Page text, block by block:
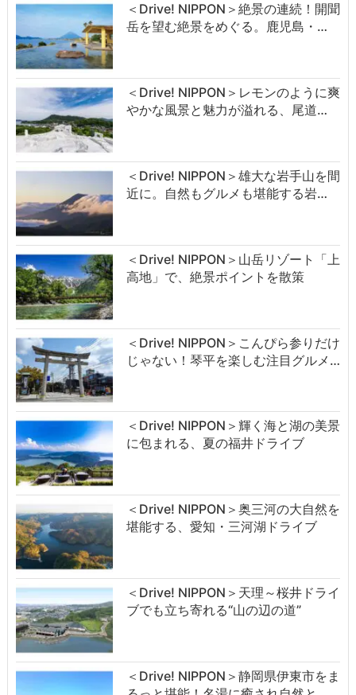
＜Drive! NIPPON＞絶景の連続！開聞
岳を望む絶景をめぐる。鹿児島・…
＜Drive! NIPPON＞レモンのように爽
やかな風景と魅力が溢れる、尾道…
＜Drive! NIPPON＞雄大な岩手山を間
近に。自然もグルメも堪能する岩…
＜Drive! NIPPON＞山岳リゾート「上
高地」で、絶景ポイントを散策
＜Drive! NIPPON＞こんぴら参りだけ
じゃない！琴平を楽しむ注目グルメ…
＜Drive! NIPPON＞輝く海と湖の美景
に包まれる、夏の福井ドライブ
＜Drive! NIPPON＞奥三河の大自然を
堪能する、愛知・三河湖ドライブ
＜Drive! NIPPON＞天理～桜井ドライ
ブでも立ち寄れる“山の辺の道”
＜Drive! NIPPON＞静岡県伊東市をま